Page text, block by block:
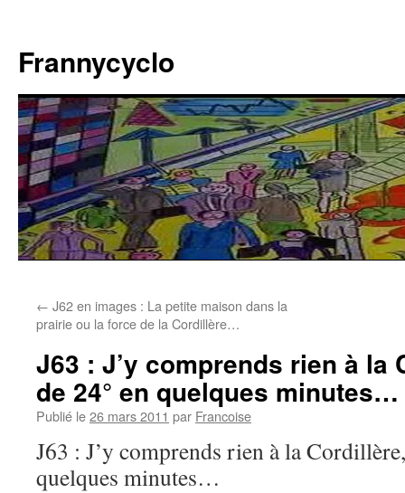
contenu
Frannycyclo
← J62 en images : La petite maison dans la
prairie ou la force de la Cordillère…
J63 : J’y comprends rien à la
de 24° en quelques minutes…
Publié le26 mars 2011 par Francoise
J63 : J’y comprends rien à la
quelques minutes…